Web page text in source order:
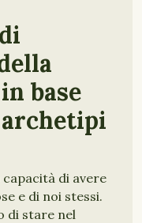
base
di avere
e di noi stessi.
di stare nel